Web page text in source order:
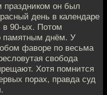
праздником он был
день в календаре
в 90-ых. Потом
памятным днём. У
фаворе по весьма
свобода
Хотя помнится
порах, правда суд